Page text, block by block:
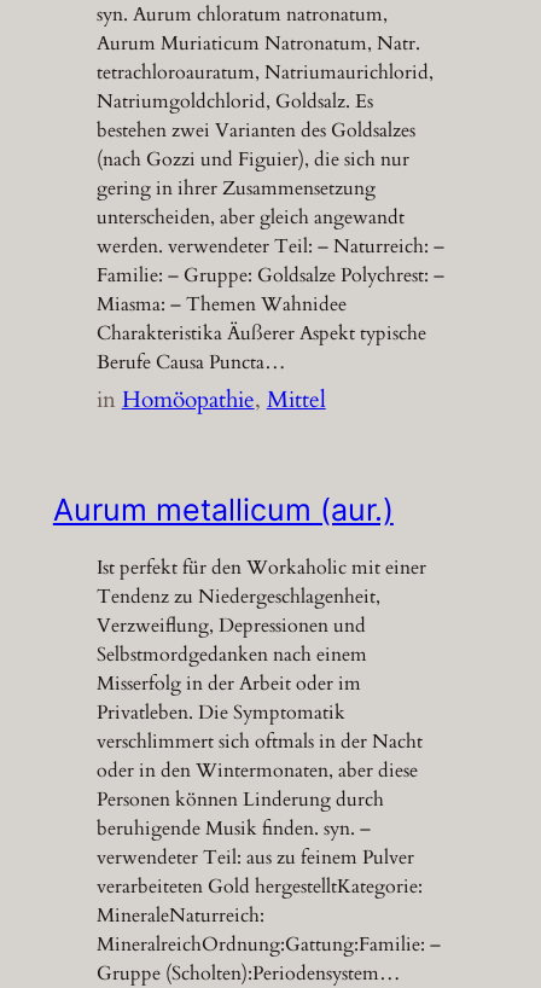
syn. Aurum chloratum natronatum,
Aurum Muriaticum Natronatum, Natr.
tetrachloroauratum, Natriumaurichlorid,
Natriumgoldchlorid, Goldsalz. Es
bestehen zwei Varianten des Goldsalzes
(nach Gozzi und Figuier), die sich nur
gering in ihrer Zusammensetzung
unterscheiden, aber gleich angewandt
werden. verwendeter Teil: – Naturreich: –
Familie: – Gruppe: Goldsalze Polychrest: –
Miasma: – Themen Wahnidee
Charakteristika Äußerer Aspekt typische
Berufe Causa Puncta…
inHomöopathie, Mittel
Aurum metallicum (aur.)
Ist perfekt für den Workaholic mit einer
Tendenz zu Niedergeschlagenheit,
Verzweiflung, Depressionen und
Selbstmordgedanken nach einem
Misserfolg in der Arbeit oder im
Privatleben. Die Symptomatik
verschlimmert sich oftmals in der Nacht
oder in den Wintermonaten, aber diese
Personen können Linderung durch
beruhigende Musik finden. syn. –
verwendeter Teil: aus zu feinem Pulver
verarbeiteten Gold hergestelltKategorie:
MineraleNaturreich:
MineralreichOrdnung:Gattung:Familie: –
Gruppe (Scholten):Periodensystem…